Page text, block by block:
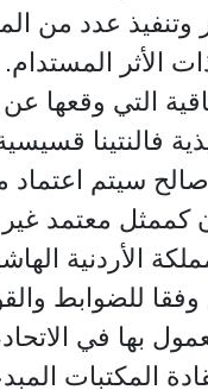
وتنفيذ عدد من
الأثر المستدام.
التي وقعها
فالنتينا
صالح سيتم
كممثل معتمد
الأردنية
للضوابط
بها في
المكتبات